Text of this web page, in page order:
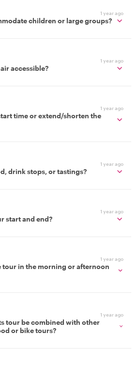
1 year ago
children or large groups?
1 year ago
accessible?
1 year ago
time or extend/shorten the
1 year ago
drink stops, or tastings?
1 year ago
start and end?
1 year ago
tour in the morning or afternoon
1 year ago
tour be combined with other
or bike tours?